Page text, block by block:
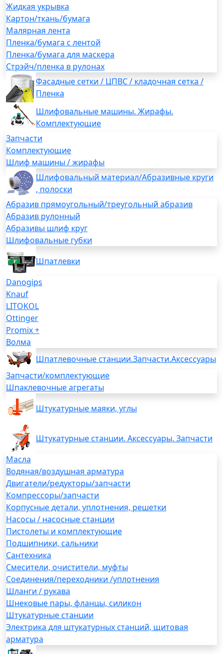
Жидкая укрывка
Картон/ткань/бумага
Малярная лента
Пленка/бумага с лентой
Пленка/бумага для маскера
Стрэйч/пленка в рулонах
Фасадные сетки / ЦПВС / кладочная сетка /
Пленка
Шлифовальные машины. Жирафы.
Комплектующие
Запчасти
Комплектующие
Шлиф машины / жирафы
Шлифовальный материал/Абразивные круги
, полоски
Абразив прямоугольный/треугольный абразив
Абразив рулонный
Абразивы шлиф круг
Шлифовальные губки
Шпатлевки
Danogips
Knauf
LITOKOL
Ottinger
Promix +
Волма
Шпатлевочные станции.Запчасти.Аксессуары
Запчасти/комплектующие
Шпаклевочные агрегаты
Штукатурные маяки, углы
Штукатурные станции. Аксессуары. Запчасти
Масла
Водяная/воздушная арматура
Двигатели/редукторы/запчасти
Компрессоры/запчасти
Корпусные детали, уплотнения, решетки
Насосы / насосные станции
Пистолеты и комплектующие
Подшипники, сальники
Сантехника
Смесители, очистители, муфты
Соединения/переходники /уплотнения
Шланги / рукава
Шнековые пары, фланцы, силикон
Штукатурные станции
Электрика для штукатурных станций, щитовая
арматура